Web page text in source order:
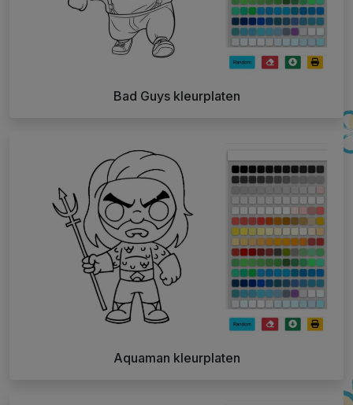
Bad Guys kleurplaten
Aquaman kleurplaten